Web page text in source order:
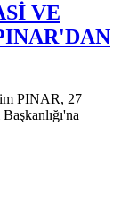
VE
PINAR, 27